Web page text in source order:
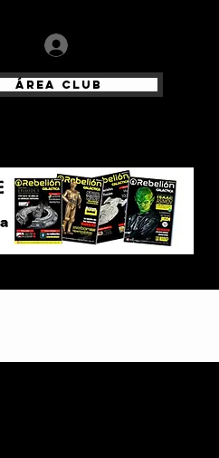
Área Club